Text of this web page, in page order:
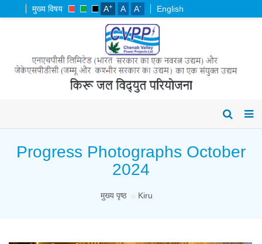
मुख्य विषय A+ A A- English
Progress Photographs October
2024
मुख्य पृष्ठ Kiru